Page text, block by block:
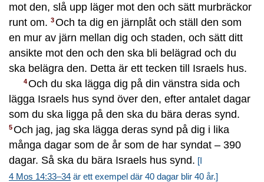
mot den, slå upp läger mot den och sätt murbräckor
runt om. 3Och ta dig en järnplåt och ställ den som
en mur av järn mellan dig och staden, och sätt ditt
ansikte mot den och den ska bli belägrad och du
ska belägra den. Detta är ett tecken till Israels hus.
4Och du ska lägga dig på din vänstra sida och
lägga Israels hus synd över den, efter antalet dagar
som du ska ligga på den ska du bära deras synd.
5Och jag, jag ska lägga deras synd på dig i lika
många dagar som de år som de har syndat – 390
dagar. Så ska du bära Israels hus synd. [I
4 Mos 14:33–34 är ett exempel där 40 dagar blir 40 år.]